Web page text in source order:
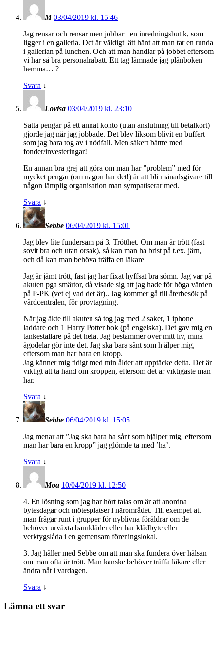
M 03/04/2019 kl. 15:46
Jag rensar och rensar men jobbar i en inredningsbutik, som
ligger i en galleria. Det är väldigt lätt hänt att man tar en runda
i gallerian på lunchen. Och att man handlar på jobbet eftersom
vi har så bra personalrabatt. Ett tag lämnade jag plånboken
hemma… ?
Svara ↓
Lovisa 03/04/2019 kl. 23:10
Sätta pengar på ett annat konto (utan anslutning till betalkort)
gjorde jag när jag jobbade. Det blev liksom blivit en buffert
som jag bara tog av i nödfall. Men säkert bättre med
fonder/investeringar!
En annan bra grej att göra om man har ”problem” med för
mycket pengar (om någon har det!) är att bli månadsgivare till
någon lämplig organisation man sympatiserar med.
Svara ↓
Sebbe 06/04/2019 kl. 15:01
Jag blev lite fundersam på 3. Trötthet. Om man är trött (fast
sovit bra och utan orsak), så kan man ha brist på t.ex. järn,
och då kan man behöva träffa en läkare.
Jag är jämt trött, fast jag har fixat hyffsat bra sömn. Jag var på
akuten pga smärtor, då visade sig att jag hade för höga värden
på P-PK (vet ej vad det är).. Jag kommer gå till återbesök på
vårdcentralen, för provtagning.
När jag åkte till akuten så tog jag med 2 saker, 1 iphone
laddare och 1 Harry Potter bok (på engelska). Det gav mig en
tankeställare på det hela. Jag bestämmer över mitt liv, mina
ägodelar gör inte det. Jag ska bara sånt som hjälper mig,
eftersom man har bara en kropp.
Jag känner mig tidigt med min ålder att upptäcke detta. Det är
viktigt att ta hand om kroppen, eftersom det är viktigaste man
har.
Svara ↓
Sebbe 06/04/2019 kl. 15:05
Jag menar att ”Jag ska bara ha sånt som hjälper mig, eftersom
man har bara en kropp” jag glömde ta med ’ha’.
Svara ↓
Moa 10/04/2019 kl. 12:50
4. En lösning som jag har hört talas om är att anordna
bytesdagar och mötesplatser i närområdet. Till exempel att
man frågar runt i grupper för nyblivna föräldrar om de
behöver urväxta barnkläder eller har klädbyte eller
verktygslåda i en gemensam föreningslokal.
3. Jag håller med Sebbe om att man ska fundera över hälsan
om man ofta är trött. Man kanske behöver träffa läkare eller
ändra nåt i vardagen.
Svara ↓
Lämna ett svar